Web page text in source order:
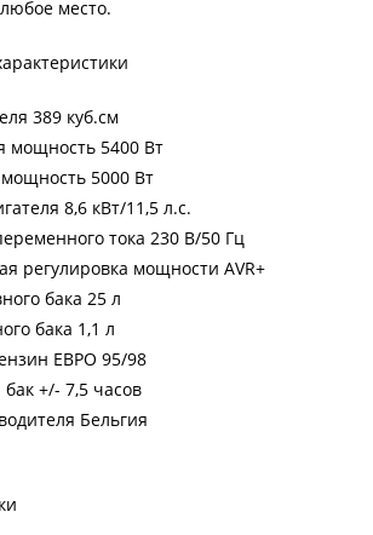
место.
389 куб.см
мощность 5400 Вт
5000 Вт
8,6 кВт/11,5 л.с.
тока 230 В/50 Гц
регулировка мощности AVR+
бака 25 л
бака 1,1 л
ЕВРО 95/98
+/- 7,5 часов
Бельгия